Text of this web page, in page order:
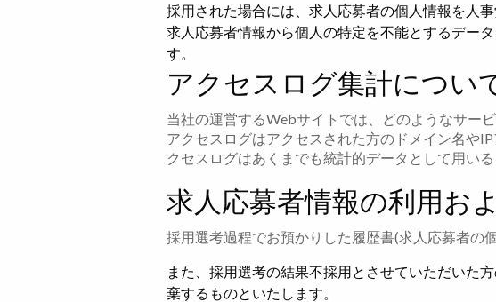
採用された場合には、求人応募者の個人情報を人
求人応募者情報から個人の特定を不能とするデー
す。
アクセスログ集計につい
当社の運営するWebサイトでは、どのようなサー
アクセスログはアクセスされた方のドメイン名や
クセスログはあくまでも統計的データとして用い
求人応募者情報の利用お
採用選考過程でお預かりした履歴書(求人応募者の
また、採用選考の結果不採用とさせていただいた
棄するものといたします。